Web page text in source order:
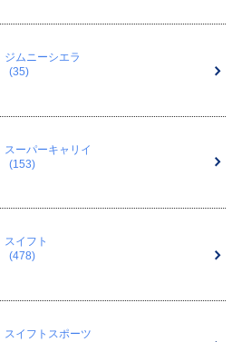
ジムニーシエラ
(35)
スーパーキャリイ
(153)
スイフト
(478)
スイフトスポーツ